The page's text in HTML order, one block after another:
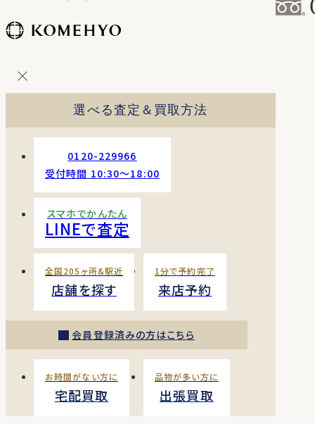
ン
選べる査定＆買取方法
0120-229966
受付時間 10:30〜18:00
スマホでかんたん
LINEで査定
全国205ヶ所&駅近
店舗を探す
1分で予約完了
来店予約
会員登録済みの方はこちら
お時間がない方に
宅配買取
品物が多い方に
出張買取